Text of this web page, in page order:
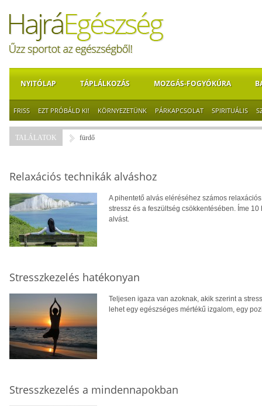
NYITÓLAP TÁPLÁLKOZÁS MOZGÁS-FOGYÓKÚRA
FRISS EZT PRÓBÁLD KI! KÖRNYEZETÜNK PÁRKAPCSOLAT SPIRITUÁLIS
TALÁLATOK fürdő
Relaxációs technikák alváshoz
A pihentető alvás eléréséhez számos
stressz és a feszültség csökkentésében. Íme
alvást.
Stresszkezelés hatékonyan
Teljesen igaza van azoknak, akik szerint a
lehet egy egészséges mértékű izgalom, egy
Stresszkezelés a mindennapokban